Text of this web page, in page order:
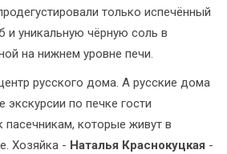
только испечённый
и уникальную чёрную соль в
на нижнем уровне печи.
русского дома. А русские дома
по печке гости
пасечникам, которые живут в
Хозяйка - Наталья Краснокуцкая -